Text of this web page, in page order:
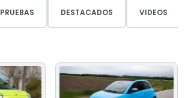
PRUEBAS DESTACADOS VIDEOS